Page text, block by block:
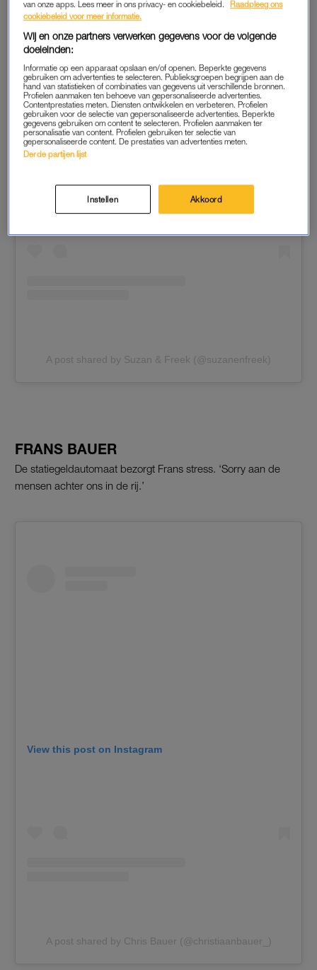
A post shared by Suzan & Freek (@suzanenfreek)
FRANS BAUER
De statiegeldautomaat bezorgt Frans stress. ‘Sorry aan de
mensen achter ons in de rij.’
View this post on Instagram
A post shared by Chris Bauer (@christiaanbauer_)
van onze apps. Lees meer in ons privacy- en cookiebeleid.
Raadpleeg ons
cookiebeleid voor meer informatie.
Wij en onze partners verwerken gegevens voor de volgende
doeleinden:
Informatie op een apparaat opslaan en/of openen. Beperkte gegevens
gebruiken om advertenties te selecteren. Publieksgroepen begrijpen aan de
hand van statistieken of combinaties van gegevens uit verschillende bronnen.
Profielen aanmaken ten behoeve van gepersonaliseerde advertenties.
Contentprestaties meten. Diensten ontwikkelen en verbeteren. Profielen
gebruiken voor de selectie van gepersonaliseerde advertenties. Beperkte
gegevens gebruiken om content te selecteren. Profielen aanmaken ter
personalisatie van content. Profielen gebruiken ter selectie van
gepersonaliseerde content. De prestaties van advertenties meten.
Derde partijen lijst
Instellen Akkoord